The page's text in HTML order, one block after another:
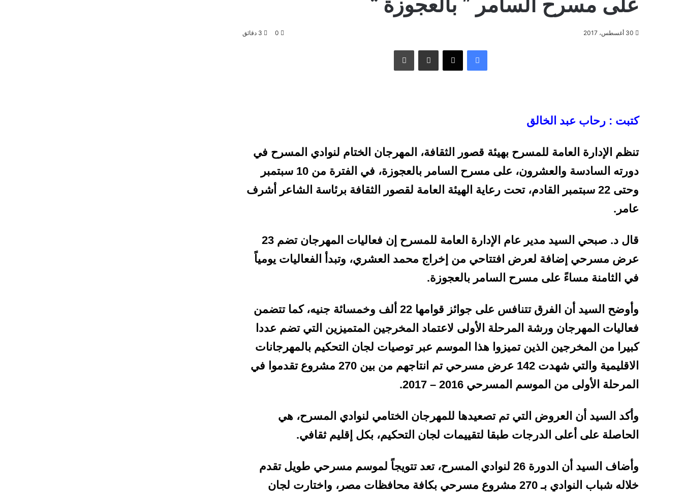
30 أغسطس، 2017 0
فيسبوك
كتبت : رحاب عبد الخالق
تنظم الإدارة العامة للمسرح بهيئة قصور الثقافة، المهرجان الختام لنوادي المسرح في
دورته السادسة والعشرون، على مسرح السامر بالعجوزة، في الفترة من 10 سبتمبر
وحتى 22 سبتمبر القادم، تحت رعاية الهيئة العامة لقصور الثقافة برئاسة الشاعر أشرف
عامر.
قال د. صبحي السيد مدير عام الإدارة العامة للمسرح إن فعاليات المهرجان تضم 23
عرض مسرحي إضافة لعرض افتتاحي من إخراج محمد العشري، وتبدأ الفعاليات يومياً
في الثامنة مساءً على مسرح السامر بالعجوزة.
وأوضح السيد أن الفرق تتنافس على جوائز قوامها 22 ألف وخمسائة جنيه، كما تتضمن
فعاليات المهرجان ورشة المرحلة الأولى لاعتماد المخرجين المتميزين التي تضم عددا
كبيرا من المخرجين الذين تميزوا هذا الموسم عبر توصيات لجان التحكيم بالمهرجانات
الاقليمية والتي شهدت 142 عرض مسرحي تم انتاجهم من بين 270 مشروع تقدموا في
المرحلة الأولى من الموسم المسرحي 2016 – 2017.
وأكد السيد أن العروض التي تم تصعيدها للمهرجان الختامي لنوادي المسرح، هي
الحاصلة على أعلى الدرجات طبقا لتقييمات لجان التحكيم، بكل إقليم ثقافي.
وأضاف السيد أن الدورة 26 لنوادي المسرح، تعد تتويجاً لموسم مسرحي طويل تقدم
خلاله شباب النوادي بـ 270 مشروع مسرحي بكافة محافظات مصر، واختارت لجان